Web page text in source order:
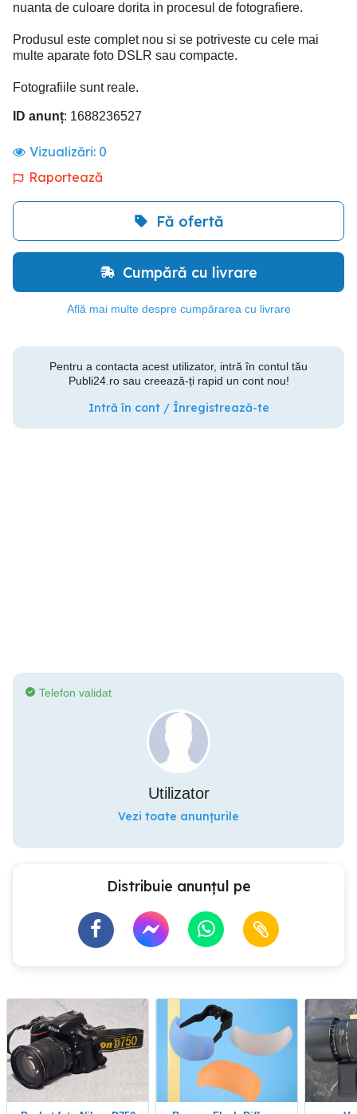
nuanta de culoare dorita in procesul de fotografiere.
Produsul este complet nou si se potriveste cu cele mai
multe aparate foto DSLR sau compacte.
Fotografiile sunt reale.
ID anunț: 1688236527
Vizualizări: 0
Raportează
Fă ofertă
Cumpără cu livrare
Află mai multe despre cumpărarea cu livrare
Pentru a contacta acest utilizator, intră în contul tău
Publi24.ro sau creează-ți rapid un cont nou!
Intră în cont / Înregistrează-te
Telefon validat
Utilizator
Vezi toate anunțurile
Distribuie anunțul pe